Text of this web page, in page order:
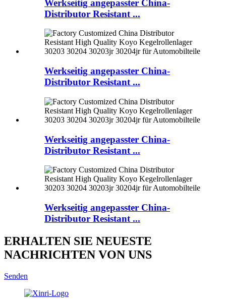
Werkseitig angepasster China-
Distributor Resistant ...
Werkseitig angepasster China-
Distributor Resistant ...
Werkseitig angepasster China-
Distributor Resistant ...
Werkseitig angepasster China-
Distributor Resistant ...
ERHALTEN SIE NEUESTE
NACHRICHTEN VON UNS
Senden